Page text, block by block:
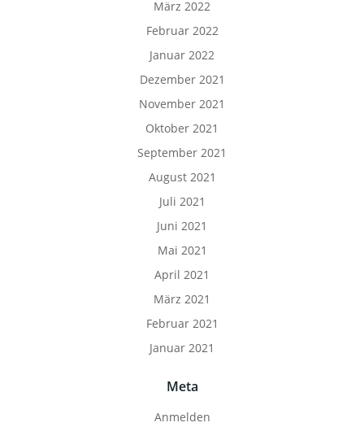
März 2022
Februar 2022
Januar 2022
Dezember 2021
November 2021
Oktober 2021
September 2021
August 2021
Juli 2021
Juni 2021
Mai 2021
April 2021
März 2021
Februar 2021
Januar 2021
Meta
Anmelden